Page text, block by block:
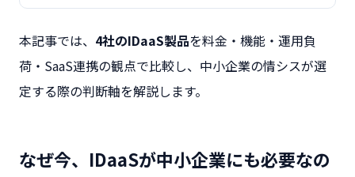
本記事では、 4社のIDaaS製品を料金・機能・運用負
荷・SaaS連携の観点で比較し、中小企業の情シスが選
定する際の判断軸を解説します。
なぜ今、IDaaSが中小企業にも必要なの